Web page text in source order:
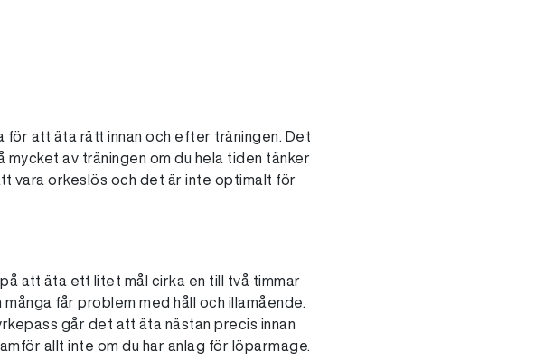
för att äta rätt innan och efter träningen. Det
mycket av träningen om du hela tiden tänker
vara orkeslös och det är inte optimalt för
att äta ett litet mål cirka en till två timmar
får problem med håll och illamående.
går det att äta nästan precis innan
allt inte om du har anlag för löparmage.